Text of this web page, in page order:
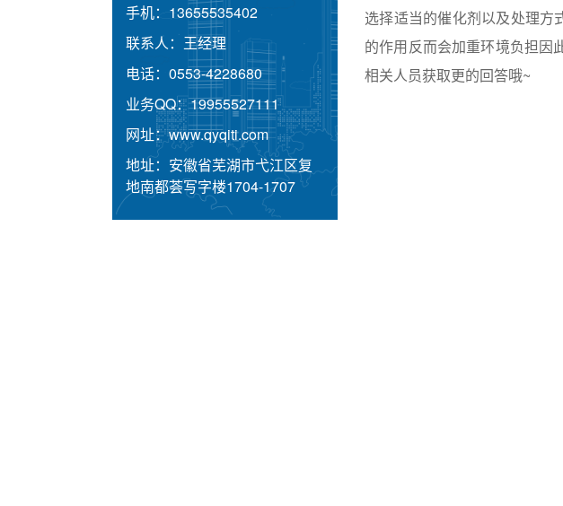
手机： 13655535402
联系人： 王经理
电话： 0553-4228680
业务QQ：19955527111
网址：www.qyqiti.com
地址： 安徽省芜湖市弋江区复
地南都荟写字楼1704-1707
选择适当的催化剂以及处理方
的作用反而会加重环境负担因
相关人员获取更的回答哦~